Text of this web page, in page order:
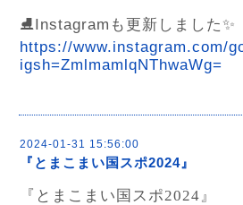
⛸️Instagramも更新しました✨
https://www.instagram.com/
igsh=ZmlmamlqNThwaWg=
2024-01-31 15:56:00
『とまこまい国スポ2024』
『とまこまい国スポ2024』